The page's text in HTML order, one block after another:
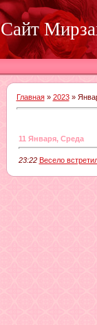
Сайт
Главная» 2023 »
11 Января, Среда
23:22 Весело